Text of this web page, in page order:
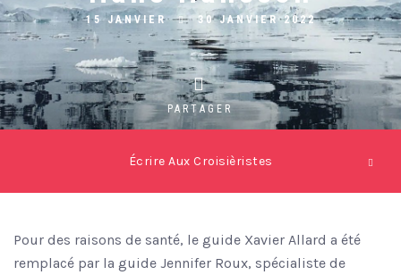
Écrire Aux Croisièristes
15 JANVIER 30 JANVIER 2022
PARTAGER
Pour des raisons de santé, le guide Xavier Allard a été
remplacé par la guide Jennifer Roux, spécialiste de